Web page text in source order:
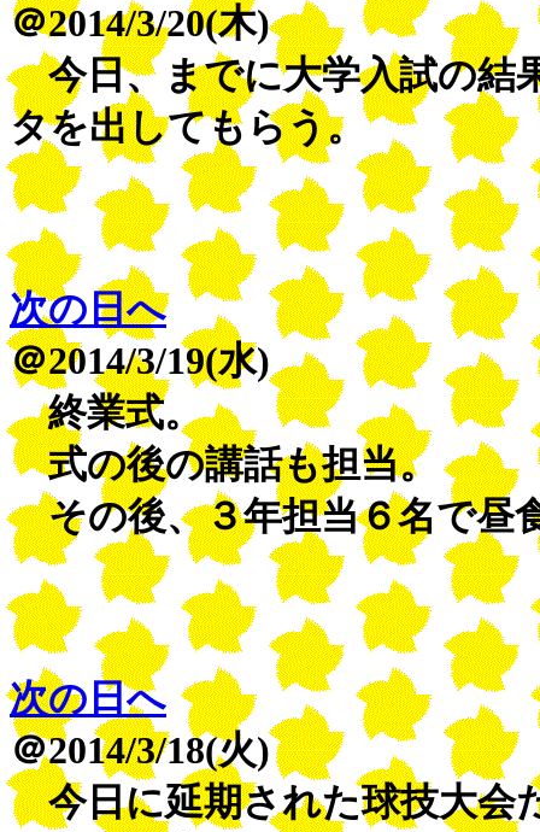
＠2014/3/20(木)
今日、までに大学入試の結
タを出してもらう。
次の日へ
＠2014/3/19(水)
終業式。
式の後の講話も担当。
その後、３年担当６名で昼
次の日へ
＠2014/3/18(火)
今日に延期された球技大会